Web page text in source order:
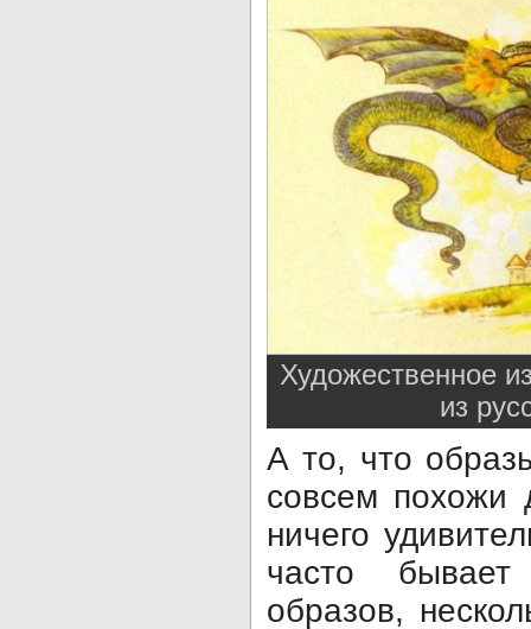
Художественное
из
А то, что
совсем похожи
ничего
часто
образов,